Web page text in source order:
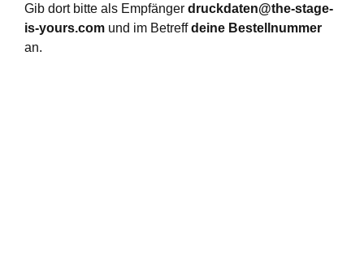
Gib dort bitte als Empfänger druckdaten@the-stage-
is-yours.com und im Betreffdeine Bestellnummer
an.